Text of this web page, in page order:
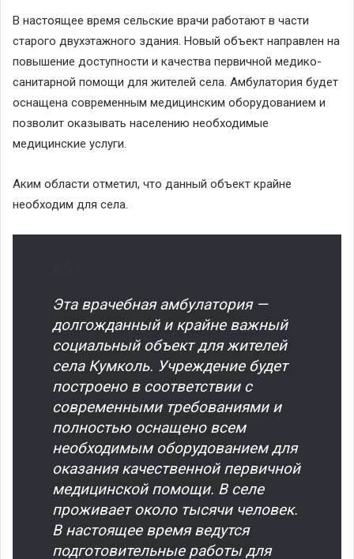
В настоящее время сельские врачи работают в части
старого двухэтажного здания. Новый объект направлен на
повышение доступности и качества первичной медико-
санитарной помощи для жителей села. Амбулатория будет
оснащена современным медицинским оборудованием и
позволит оказывать населению необходимые
медицинские услуги.
Аким области отметил, что данный объект крайне
необходим для села.
Эта врачебная амбулатория —
долгожданный и крайне важный
социальный объект для жителей
села Кумколь. Учреждение будет
построено в соответствии с
современными требованиями и
полностью оснащено всем
необходимым оборудованием для
оказания качественной первичной
медицинской помощи. В селе
проживает около тысячи человек.
В настоящее время ведутся
подготовительные работы для